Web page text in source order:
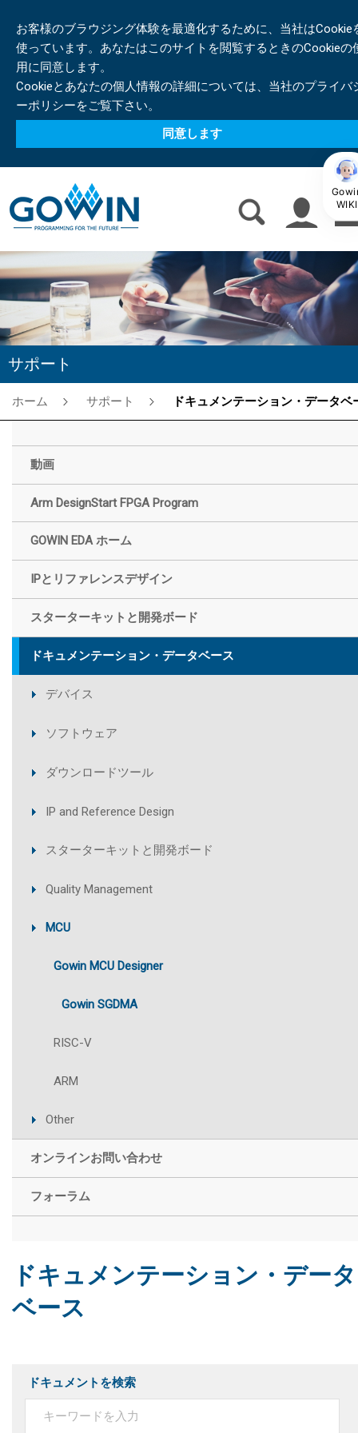
お客様のブラウジング体験を最適化するために、当社はCookie
使っています。あなたはこのサイトを閲覧するときのCookieの
用に同意します。
Cookieとあなたの個人情報の詳細については、当社のプライバ
ーポリシーをご覧下さい。
同意します
サポート
ホーム サポート ドキュメンテーション・データベー
動画
Arm DesignStart FPGA Program
GOWIN EDA ホーム
IPとリファレンスデザイン
スターターキットと開発ボード
ドキュメンテーション・データベース
デバイス
ソフトウェア
ダウンロードツール
IP and Reference Design
スターターキットと開発ボード
Quality Management
MCU
Gowin MCU Designer
Gowin SGDMA
RISC-V
ARM
Other
オンラインお問い合わせ
フォーラム
ドキュメンテーション・データ
ベース
ドキュメントを検索
WIKI